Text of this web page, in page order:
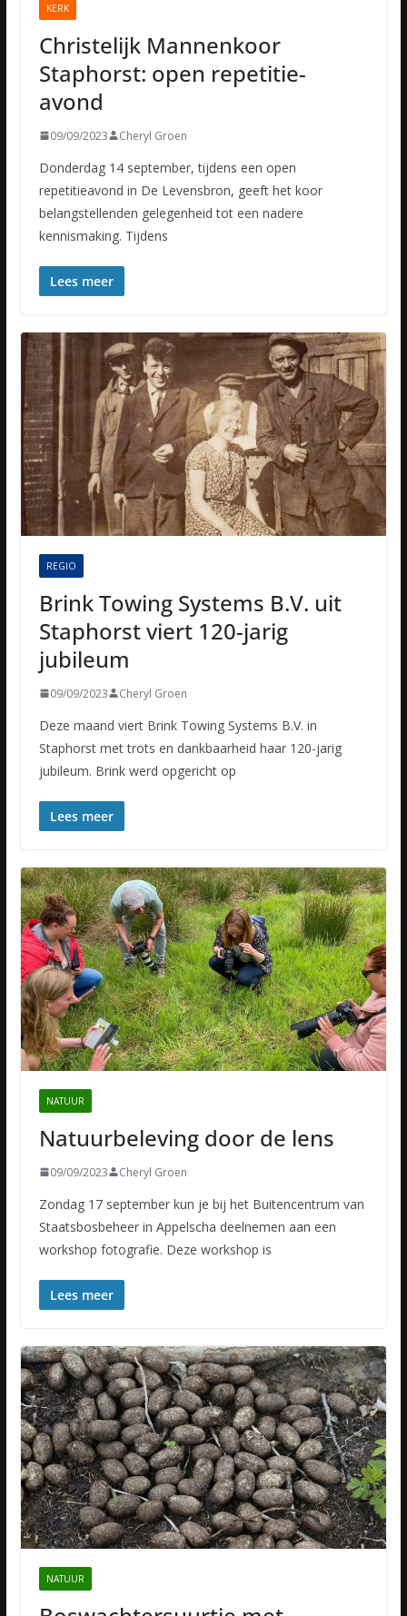
KERK
Christelijk Mannenkoor
Staphorst: open repetitie-
avond
09/09/2023 Cheryl Groen
Donderdag 14 september, tijdens een open
repetitieavond in De Levensbron, geeft het koor
belangstellenden gelegenheid tot een nadere
kennismaking. Tijdens
Lees meer
REGIO
Brink Towing Systems B.V. uit
Staphorst viert 120-jarig
jubileum
09/09/2023 Cheryl Groen
Deze maand viert Brink Towing Systems B.V. in
Staphorst met trots en dankbaarheid haar 120-jarig
jubileum. Brink werd opgericht op
Lees meer
NATUUR
Natuurbeleving door de lens
09/09/2023 Cheryl Groen
Zondag 17 september kun je bij het Buitencentrum van
Staatsbosbeheer in Appelscha deelnemen aan een
workshop fotografie. Deze workshop is
Lees meer
NATUUR